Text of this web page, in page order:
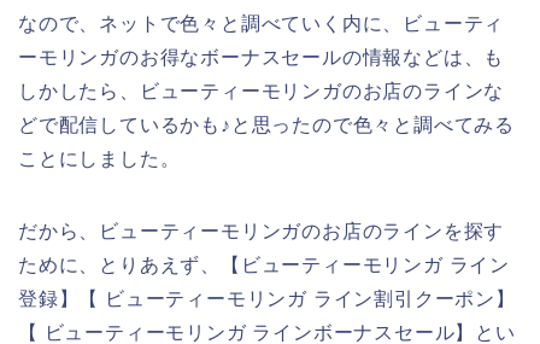
なので、ネットで色々と調べていく内に、ビューティ
ーモリンガのお得なボーナスセールの情報などは、も
しかしたら、ビューティーモリンガのお店のラインな
どで配信しているかも♪と思ったので色々と調べてみる
ことにしました。
だから、ビューティーモリンガのお店のラインを探す
ために、とりあえず、【ビューティーモリンガ ライン
登録】【 ビューティーモリンガ ライン割引クーポン】
【 ビューティーモリンガ ラインボーナスセール】とい